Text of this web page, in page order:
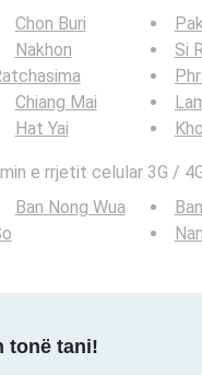
Chon Buri
Nakhon
Chiang Mai
Hat Yai
Si
e rrjetit celular 3G /
Ban Nong Wua
tonë tani!